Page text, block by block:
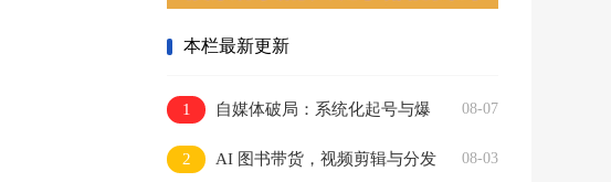
本栏最新更新
08-07
1
自媒体破局：系统化起号与爆
款打造
08-03
2
AI 图书带货，视频剪辑与分发